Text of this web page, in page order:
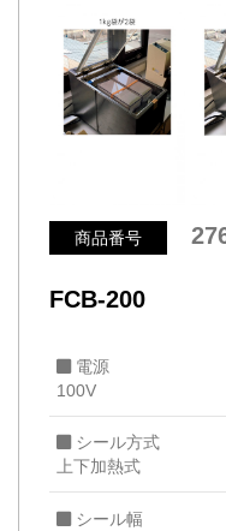
商品番号
FCB-200
電源
100V
シール方式
上下加熱式
シール幅